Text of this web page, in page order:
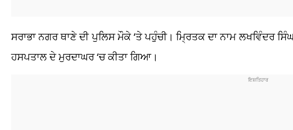
ਸਰਾਭਾ ਨਗਰ ਥਾਣੇ ਦੀ ਪੁਲਿਸ ਮੌਕੇ ‘ਤੇ ਪਹੁੰਚੀ। ਮ੍ਰਿਤਕ ਦਾ ਨਾਮ ਲਖਵਿੰਦਰ
ਹਸਪਤਾਲ ਦੇ ਮੁਰਦਾਘਰ‘ਚ ਕੀਤਾ ਗਿਆ।